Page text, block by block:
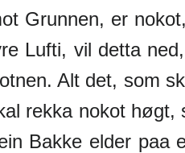
Grunnen, er
Lufti, vil detta
Alt det, som
rekka nokot høgt,
Bakke elder paa